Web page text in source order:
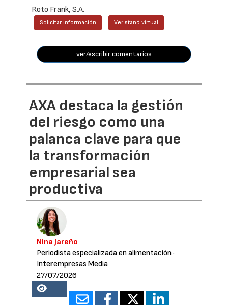
Roto Frank, S.A.
Solicitar información Ver stand virtual
ver/escribir comentarios
AXA destaca la gestión
del riesgo como una
palanca clave para que
la transformación
empresarial sea
productiva
Nina Jareño
Periodista especializada en alimentación ·
Interempresas Media
27/07/2026
14558